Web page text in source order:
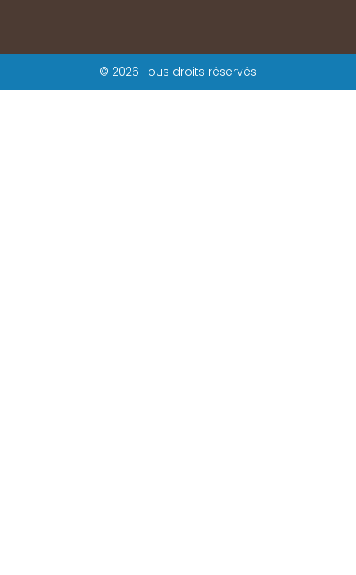
© 2026 Tous droits réservés